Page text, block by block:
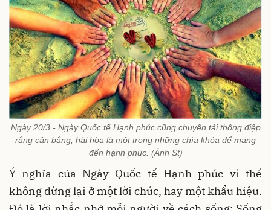
Ngày 20/3 - Ngày Quốc tế Hạnh phúc cũng chuyển tải thông điệp
rằng cân bằng, hài hòa là một trong những chìa khóa để mang
đến hạnh phúc. (Ảnh St)
Ý nghĩa của Ngày Quốc tế Hạnh phúc vì thế
không dừng lại ở một lời chúc, hay một khẩu hiệu.